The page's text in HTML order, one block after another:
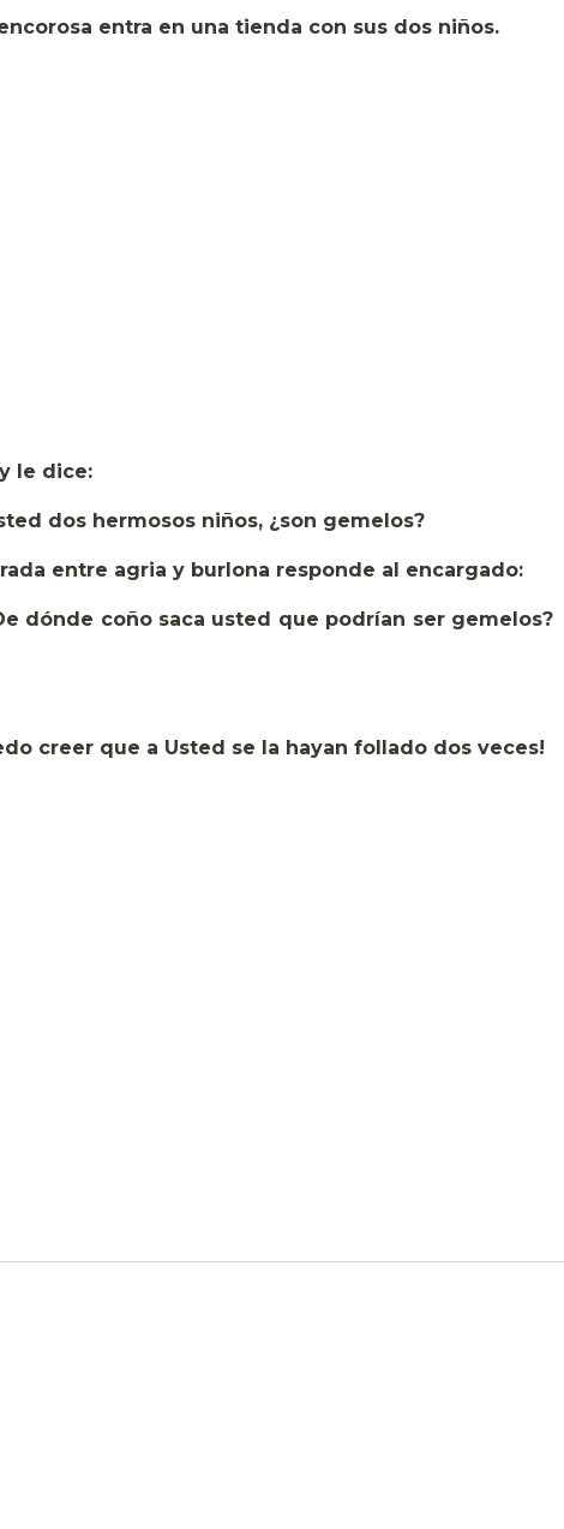
entra en una tienda con sus dos niños.
le dice:
dos hermosos niños, ¿son gemelos?
entre agria y burlona responde al encargado:
dónde coño saca usted que podrían ser gemelos?
creer que a Usted se la hayan follado dos veces!